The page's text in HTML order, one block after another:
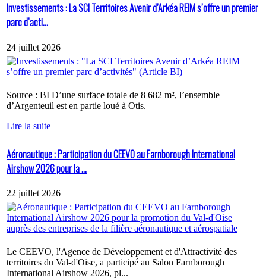
Investissements : La SCI Territoires Avenir d’Arkéa REIM s’offre un premier
parc d’acti...
24 juillet 2026
Source : BI D’une surface totale de 8 682 m², l’ensemble
d’Argenteuil est en partie loué à Otis.
Lire la suite
Aéronautique : Participation du CEEVO au Farnborough International
Airshow 2026 pour la ...
22 juillet 2026
Le CEEVO, l'Agence de Développement et d'Attractivité des
territoires du Val-d'Oise, a participé au Salon Farnborough
International Airshow 2026, pl...